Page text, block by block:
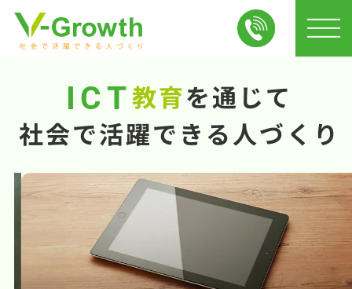
ICT教育を通じて
社会で活躍できる人づくり